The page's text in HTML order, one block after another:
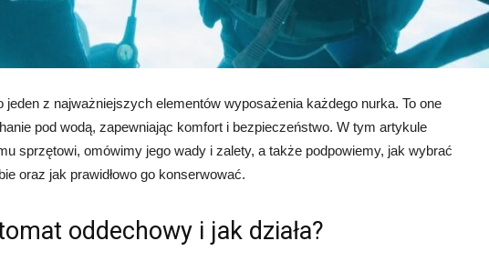
jeden z najważniejszych elementów wyposażenia każdego nurka. To one
pod wodą, zapewniając komfort i bezpieczeństwo. W tym artykule
sprzętowi, omówimy jego wady i zalety, a także podpowiemy, jak wybrać
oraz jak prawidłowo go konserwować.
oddechowy i jak działa?